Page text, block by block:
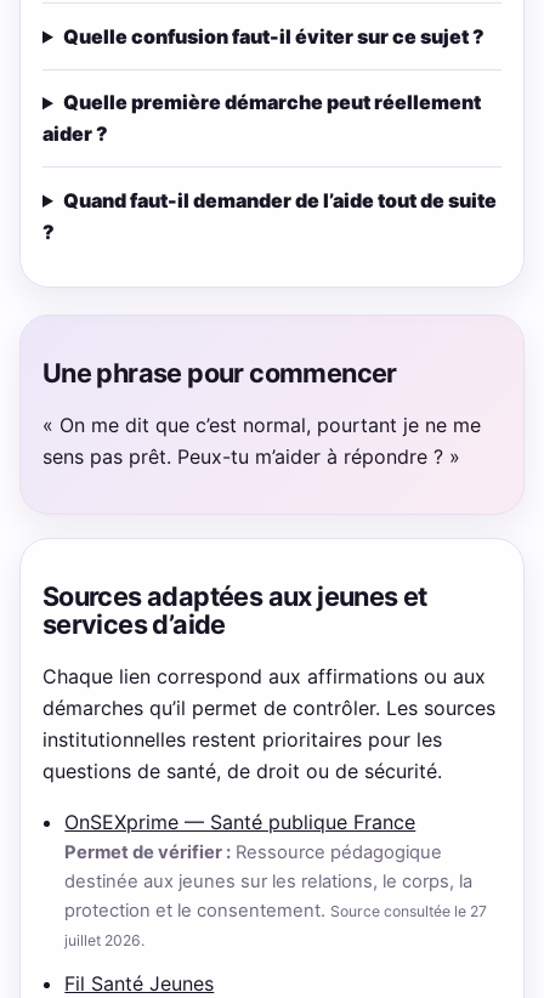
Quelle confusion faut-il éviter sur ce sujet ?
Quelle première démarche peut réellement
aider ?
Quand faut-il demander de l’aide tout de suite
?
Une phrase pour commencer
« On me dit que c’est normal, pourtant je ne me
sens pas prêt. Peux-tu m’aider à répondre ? »
Sources adaptées aux jeunes et
services d’aide
Chaque lien correspond aux affirmations ou aux
démarches qu’il permet de contrôler. Les sources
institutionnelles restent prioritaires pour les
questions de santé, de droit ou de sécurité.
OnSEXprime — Santé publique France
Permet de vérifier : Ressource pédagogique
destinée aux jeunes sur les relations, le corps, la
protection et le consentement. Source consultée le 27
juillet 2026.
Fil Santé Jeunes